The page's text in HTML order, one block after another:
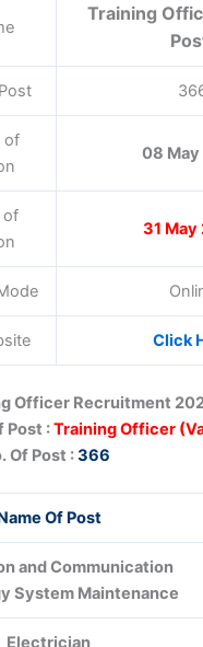
Training
of
08
of
31 May
Click
Officer Recruitment
Post :Training Officer
Of Post :366
Of Post
and Communication
System Maintenance
Electrician